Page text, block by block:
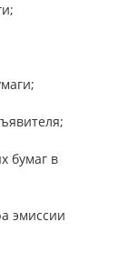
бумаг в
эмиссии